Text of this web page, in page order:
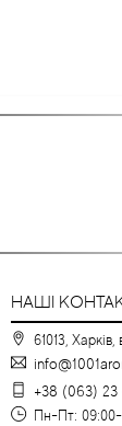
НАШІ
61013,
+38 (063) 23
Пн-Пт: 09:00-